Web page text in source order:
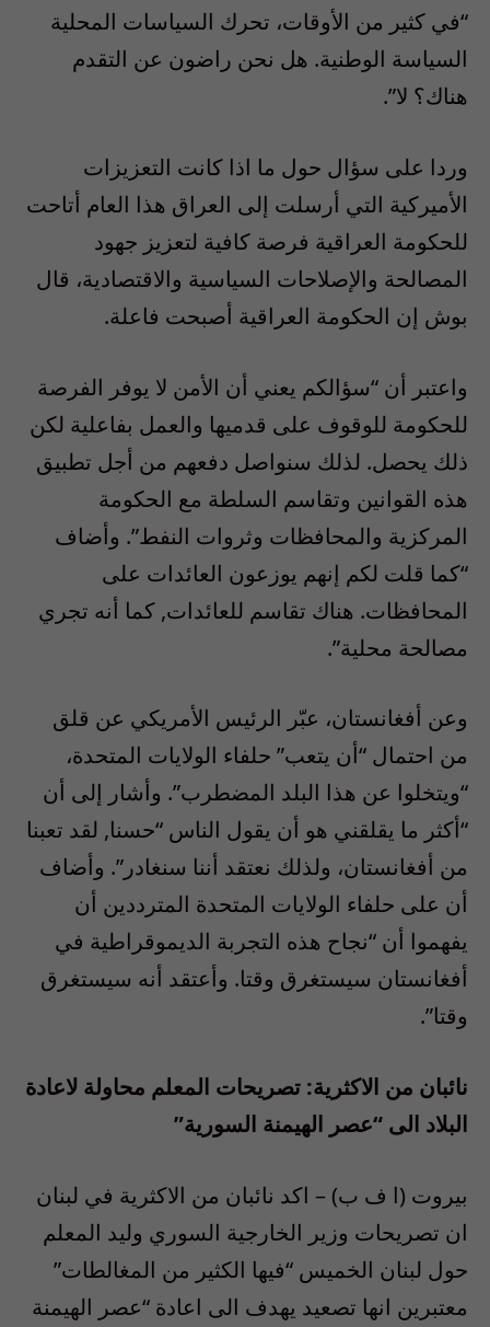
“في كثير من الأوقات، تحرك السياسات المحلية
السياسة الوطنية. هل نحن راضون عن التقدم
هناك؟ لا”.
وردا على سؤال حول ما اذا كانت التعزيزات
الأميركية التي أرسلت إلى العراق هذا العام أتاحت
للحكومة العراقية فرصة كافية لتعزيز جهود
المصالحة والإصلاحات السياسية والاقتصادية، قال
بوش إن الحكومة العراقية أصبحت فاعلة.
واعتبر أن “سؤالكم يعني أن الأمن لا يوفر الفرصة
للحكومة للوقوف على قدميها والعمل بفاعلية لكن
ذلك يحصل. لذلك سنواصل دفعهم من أجل تطبيق
هذه القوانين وتقاسم السلطة مع الحكومة
المركزية والمحافظات وثروات النفط”. وأضاف
“كما قلت لكم إنهم يوزعون العائدات على
المحافظات. هناك تقاسم للعائدات, كما أنه تجري
مصالحة محلية”.
وعن أفغانستان، عبّر الرئيس الأمريكي عن قلق
من احتمال “أن يتعب” حلفاء الولايات المتحدة،
“ويتخلوا عن هذا البلد المضطرب”. وأشار إلى أن
“أكثر ما يقلقني هو أن يقول الناس “حسنا, لقد تعبنا
من أفغانستان، ولذلك نعتقد أننا سنغادر”. وأضاف
أن على حلفاء الولايات المتحدة المترددين أن
يفهموا أن “نجاح هذه التجربة الديموقراطية في
أفغانستان سيستغرق وقتا. وأعتقد أنه سيستغرق
وقتا”.
نائبان من الاكثرية: تصريحات المعلم محاولة لاعادة
البلاد الى “عصر الهيمنة السورية”
بيروت (ا ف ب) – اكد نائبان من الاكثرية في لبنان
ان تصريحات وزير الخارجية السوري وليد المعلم
حول لبنان الخميس “فيها الكثير من المغالطات”
معتبرين انها تصعيد يهدف الى اعادة “عصر الهيمنة